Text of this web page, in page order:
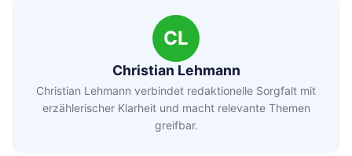
CL
Christian Lehmann
Christian Lehmann verbindet redaktionelle Sorgfalt mit
erzählerischer Klarheit und macht relevante Themen
greifbar.